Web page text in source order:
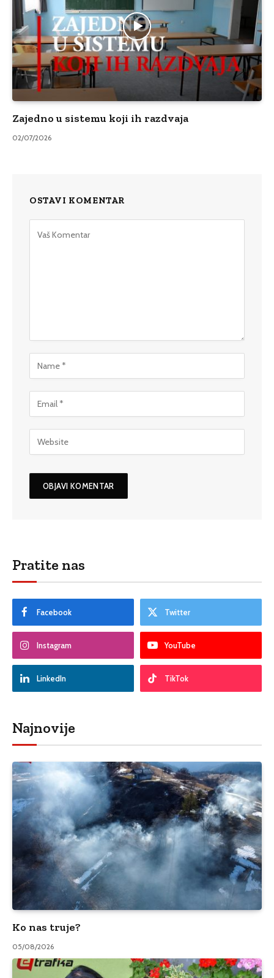
Zajedno u sistemu koji ih razdvaja
02/07/2026
OSTAVI KOMENTAR
Pratite nas
Facebook Twitter
Instagram YouTube
LinkedIn TikTok
Najnovije
Ko nas truje?
05/08/2026